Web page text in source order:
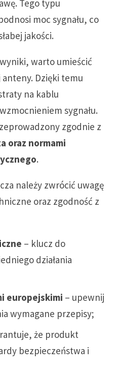
Tego typu
moc sygnału, co
jakości.
warto umieścić
Dzięki temu
na kablu
sygnału.
zgodnie z
oraz normami
.
należy zwrócić uwagę
oraz zgodność z
– klucz do
działania
europejskimi – upewnij
wymagane przepisy;
że produkt
bezpieczeństwa i